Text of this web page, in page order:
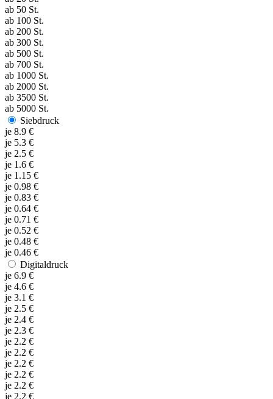
ab 50 St.
ab 100 St.
ab 200 St.
ab 300 St.
ab 500 St.
ab 700 St.
ab 1000 St.
ab 2000 St.
ab 3500 St.
ab 5000 St.
Siebdruck
je 8.9 €
je 5.3 €
je 2.5 €
je 1.6 €
je 1.15 €
je 0.98 €
je 0.83 €
je 0.64 €
je 0.71 €
je 0.52 €
je 0.48 €
je 0.46 €
Digitaldruck
je 6.9 €
je 4.6 €
je 3.1 €
je 2.5 €
je 2.4 €
je 2.3 €
je 2.2 €
je 2.2 €
je 2.2 €
je 2.2 €
je 2.2 €
je 2.2 €